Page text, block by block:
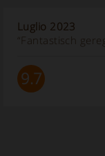
Luglio 2023
“Fantastisch
9.7